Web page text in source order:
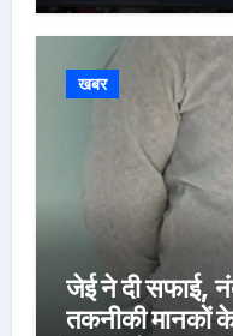
खबर
जेई ने दी सफाई,
तकनीकी